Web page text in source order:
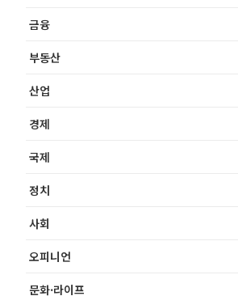
금융
부동산
산업
경제
국제
정치
사회
오피니언
문화·라이프